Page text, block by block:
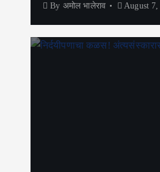
By अमोल भालेराव August